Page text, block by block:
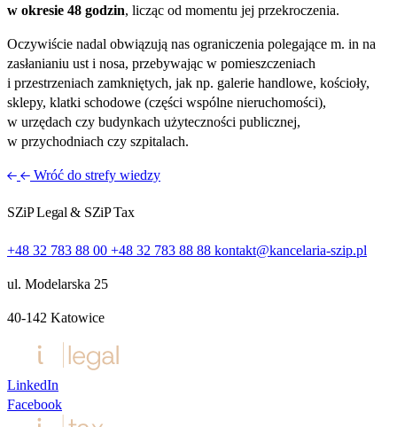
w okresie 48 godzin, licząc od momentu jej przekroczenia.
Oczywiście nadal obwiązują nas ograniczenia polegające m. in na
zasłanianiu ust i nosa, przebywając w pomieszczeniach
i przestrzeniach zamkniętych, jak np. galerie handlowe, kościoły,
sklepy, klatki schodowe (części wspólne nieruchomości),
w urzędach czy budynkach użyteczności publicznej,
w przychodniach czy szpitalach.
Wróć do strefy wiedzy
SZiP Legal & SZiP Tax
+48 32 783 88 00 +48 32 783 88 88 kontakt@kancelaria-szip.pl
ul. Modelarska 25
40‑142 Katowice
LinkedIn
Facebook